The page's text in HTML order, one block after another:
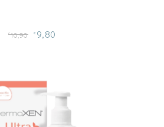
€10,90 € 9,80